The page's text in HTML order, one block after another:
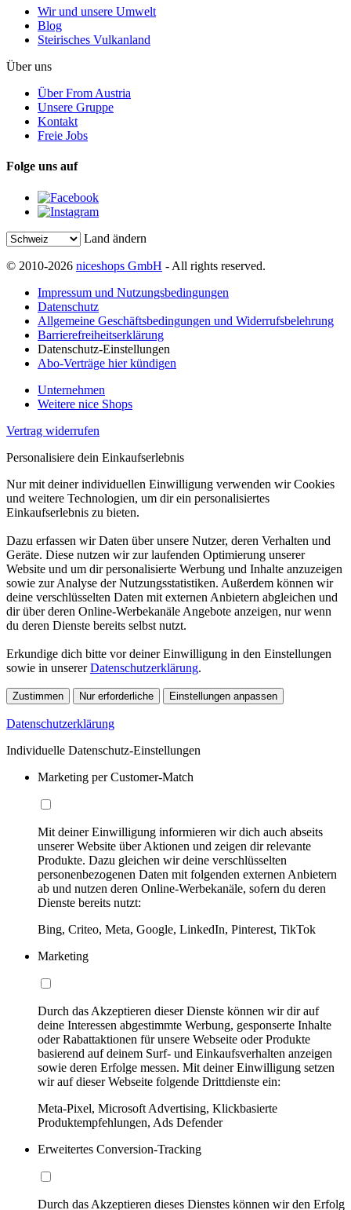
Wir und unsere Umwelt
Blog
Steirisches Vulkanland
Über uns
Über From Austria
Unsere Gruppe
Kontakt
Freie Jobs
Folge uns auf
Land ändern
© 2010-2026 niceshops GmbH - All rights reserved.
Impressum und Nutzungsbedingungen
Datenschutz
Allgemeine Geschäftsbedingungen und Widerrufsbelehrung
Barrierefreiheitserklärung
Datenschutz-Einstellungen
Abo-Verträge hier kündigen
Unternehmen
Weitere nice Shops
Vertrag widerrufen
Personalisiere dein Einkaufserlebnis
Nur mit deiner individuellen Einwilligung verwenden wir Cookies
und weitere Technologien, um dir ein personalisiertes
Einkaufserlebnis zu bieten.
Dazu erfassen wir Daten über unsere Nutzer, deren Verhalten und
Geräte. Diese nutzen wir zur laufenden Optimierung unserer
Website und um dir personalisierte Werbung und Inhalte anzuzeigen
sowie zur Analyse der Nutzungsstatistiken. Außerdem können wir
deine verschlüsselten Daten mit externen Anbietern abgleichen und
dir über deren Online-Werbekanäle Angebote anzeigen, nur wenn
du deren Dienste bereits selbst nutzt.
Erkundige dich bitte vor deiner Einwilligung in den Einstellungen
sowie in unsererDatenschutzerklärung.
Zustimmen Nur erforderliche Einstellungen anpassen
Datenschutzerklärung
Individuelle Datenschutz-Einstellungen
Marketing per Customer-Match
Mit deiner Einwilligung informieren wir dich auch abseits
unserer Website über Aktionen und zeigen dir relevante
Produkte. Dazu gleichen wir deine verschlüsselten
personenbezogenen Daten mit folgenden externen Anbietern
ab und nutzen deren Online-Werbekanäle, sofern du deren
Dienste bereits nutzt:
Bing, Criteo, Meta, Google, LinkedIn, Pinterest, TikTok
Marketing
Durch das Akzeptieren dieser Dienste können wir dir auf
deine Interessen abgestimmte Werbung, gesponserte Inhalte
oder Rabattaktionen für unsere Webseite oder Produkte
basierend auf deinem Surf- und Einkaufsverhalten anzeigen
sowie deren Erfolge messen. Mit deiner Einwilligung setzen
wir auf dieser Webseite folgende Drittdienste ein:
Meta-Pixel, Microsoft Advertising, Klickbasierte
Produktempfehlungen, Ads Defender
Erweitertes Conversion-Tracking
Durch das Akzeptieren dieses Dienstes können wir den Erfolg